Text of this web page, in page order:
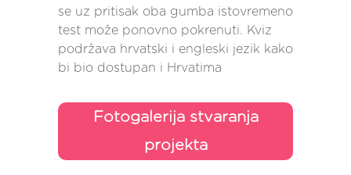
se uz pritisak oba gumba istovremeno
test može ponovno pokrenuti. Kviz
podržava hrvatski i engleski jezik kako
bi bio dostupan i Hrvatima
Fotogalerija stvaranja
projekta